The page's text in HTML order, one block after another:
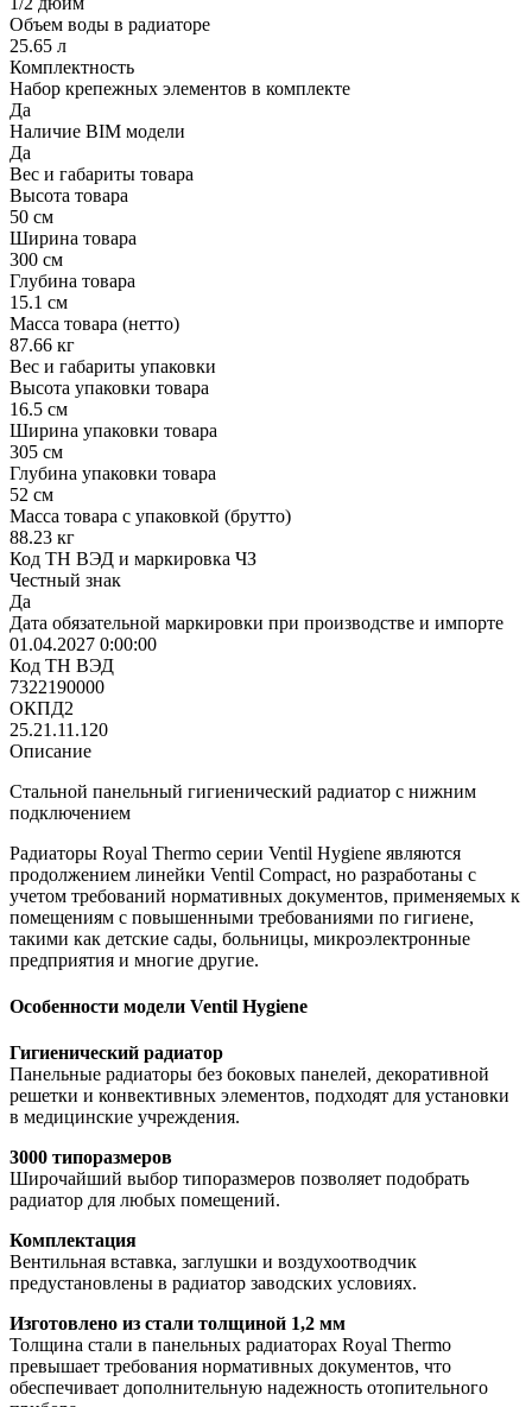
Объем воды в радиаторе
25.65 л
Комплектность
Набор крепежных элементов в комплекте
Да
Наличие BIM модели
Да
Вес и габариты товара
Высота товара
50 см
Ширина товара
300 см
Глубина товара
15.1 см
Масса товара (нетто)
87.66 кг
Вес и габариты упаковки
Высота упаковки товара
16.5 см
Ширина упаковки товара
305 см
Глубина упаковки товара
52 см
Масса товара с упаковкой (брутто)
88.23 кг
Код ТН ВЭД и маркировка ЧЗ
Честный знак
Да
Дата обязательной маркировки при производстве и импорте
01.04.2027 0:00:00
Код ТН ВЭД
7322190000
ОКПД2
25.21.11.120
Описание
Стальной панельный гигиенический радиатор с нижним
подключением
Радиаторы Royal Thermo серии Ventil Hygiene являются
продолжением линейки Ventil Compact, но разработаны с
учетом требований нормативных документов, применяемых к
помещениям с повышенными требованиями по гигиене,
такими как детские сады, больницы, микроэлектронные
предприятия и многие другие.
Особенности модели Ventil Hygiene
Гигиенический радиатор
Панельные радиаторы без боковых панелей, декоративной
решетки и конвективных элементов, подходят для установки
в медицинские учреждения.
3000 типоразмеров
Широчайший выбор типоразмеров позволяет подобрать
радиатор для любых помещений.
Комплектация
Вентильная вставка, заглушки и воздухоотводчик
предустановлены в радиатор заводских условиях.
Изготовлено из стали толщиной 1,2 мм
Толщина стали в панельных радиаторах Royal Thermo
превышает требования нормативных документов, что
обеспечивает дополнительную надежность отопительного